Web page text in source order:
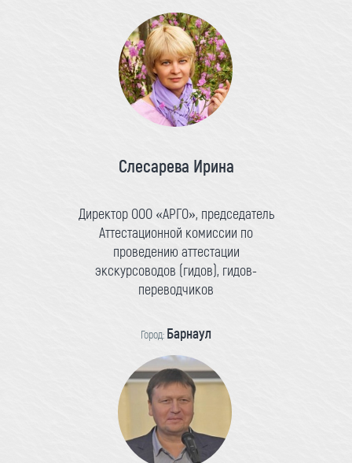
Слесарева Ирина
Директор ООО «АРГО», председатель
Аттестационной комиссии по
проведению аттестации
экскурсоводов (гидов), гидов-
переводчиков
Город: Барнаул